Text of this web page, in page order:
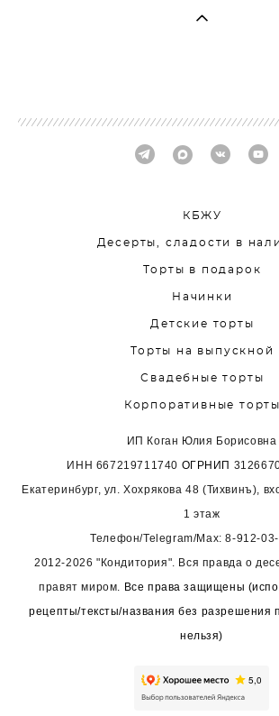
КБЖУ
Десерты, сладости в
Торты в подарок
Начинки
Детские торты
Торты на выпускной
Свадебные торты
Корпоративные торты
ИП Коган Юлия Борисовна
ИНН 667219711740 ОГРНИП
Екатеринбург, ул. Хохрякова 48 (Тихвинъ),
1 этаж
Телефон/Telegram/Max:8-912-
2012-2026 "Кондитория". Вся правда о
правят миром. Все права защищены
рецепты/тексты/названия без разрешения
нельзя)